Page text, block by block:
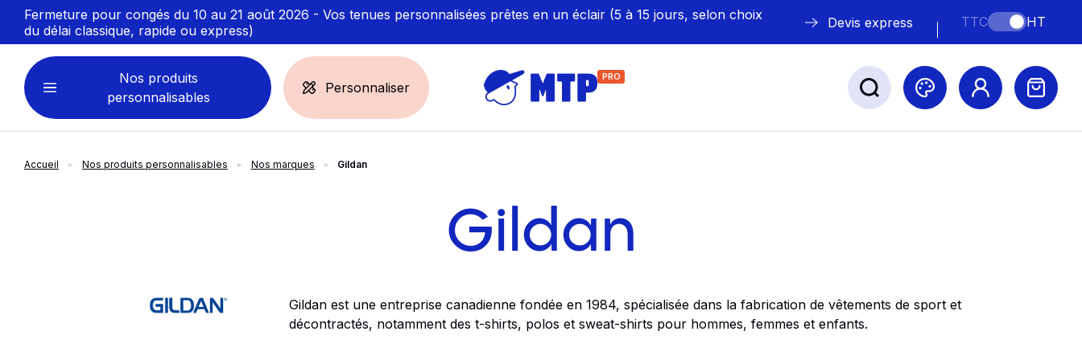
Fermeture pour congés du 10 au 21 août 2026 - Vos tenues personnalisées prêtes en un éclair (5 à 15 jours, selon choix
du délai classique, rapide ou express)
Devis express TTC HT
PRO
Nos produits
personnalisables
VÊTEMENTS
ACCESSOIRES
Toque et Calot
Sac et pochette
Santé - Bien-être
Sécurité - haute visibilité
Corporate
Made in Europe
Fabriqué en France
Personnaliser
Accueil Nos produits personnalisables Nos marques Gildan
Gildan
Gildan est une entreprise canadienne fondée en 1984, spécialisée dans la fabrication de vêtements de sport et
décontractés, notamment des t-shirts, polos et sweat-shirts pour hommes, femmes et enfants.